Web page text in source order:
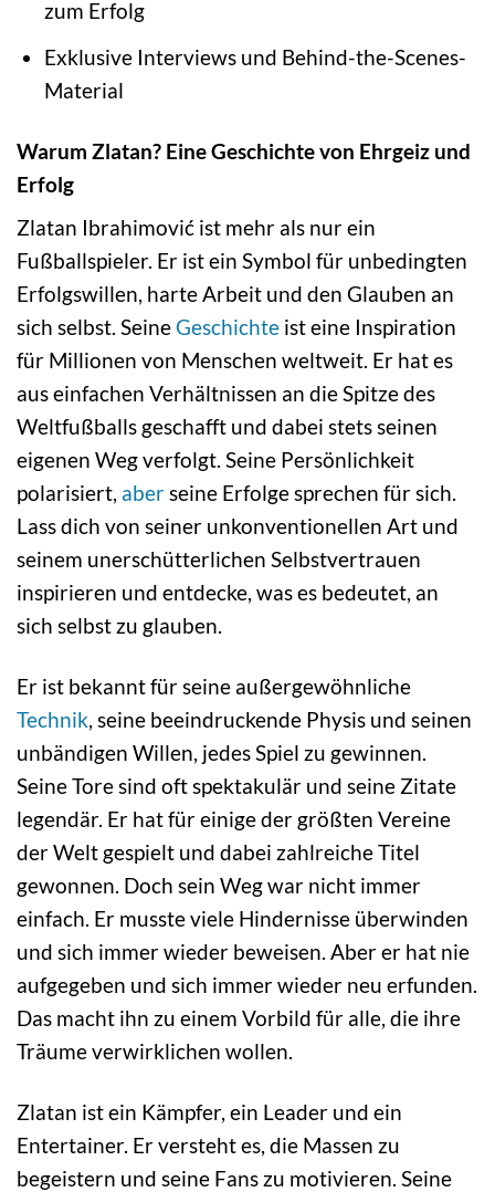
zum Erfolg
Exklusive Interviews und Behind-the-Scenes-
Material
Warum Zlatan? Eine Geschichte von Ehrgeiz und
Erfolg
Zlatan Ibrahimović ist mehr als nur ein
Fußballspieler. Er ist ein Symbol für unbedingten
Erfolgswillen, harte Arbeit und den Glauben an
sich selbst. SeineGeschichte ist eine Inspiration
für Millionen von Menschen weltweit. Er hat es
aus einfachen Verhältnissen an die Spitze des
Weltfußballs geschafft und dabei stets seinen
eigenen Weg verfolgt. Seine Persönlichkeit
polarisiert, aberseine Erfolge sprechen für sich.
Lass dich von seiner unkonventionellen Art und
seinem unerschütterlichen Selbstvertrauen
inspirieren und entdecke, was es bedeutet, an
sich selbst zu glauben.
Er ist bekannt für seine außergewöhnliche
Technik, seine beeindruckende Physis und seinen
unbändigen Willen, jedes Spiel zu gewinnen.
Seine Tore sind oft spektakulär und seine Zitate
legendär. Er hat für einige der größten Vereine
der Welt gespielt und dabei zahlreiche Titel
gewonnen. Doch sein Weg war nicht immer
einfach. Er musste viele Hindernisse überwinden
und sich immer wieder beweisen. Aber er hat nie
aufgegeben und sich immer wieder neu erfunden.
Das macht ihn zu einem Vorbild für alle, die ihre
Träume verwirklichen wollen.
Zlatan ist ein Kämpfer, ein Leader und ein
Entertainer. Er versteht es, die Massen zu
begeistern und seine Fans zu motivieren. Seine